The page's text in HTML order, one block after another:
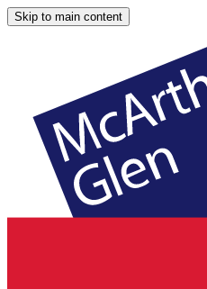
Skip to main content